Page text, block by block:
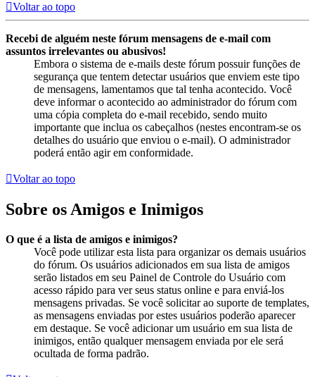
Voltar ao topo
Recebi de alguém neste fórum mensagens de e-mail com
assuntos irrelevantes ou abusivos!
Embora o sistema de e-mails deste fórum possuir funções de
segurança que tentem detectar usuários que enviem este tipo
de mensagens, lamentamos que tal tenha acontecido. Você
deve informar o acontecido ao administrador do fórum com
uma cópia completa do e-mail recebido, sendo muito
importante que inclua os cabeçalhos (nestes encontram-se os
detalhes do usuário que enviou o e-mail). O administrador
poderá então agir em conformidade.
Voltar ao topo
Sobre os Amigos e Inimigos
O que é a lista de amigos e inimigos?
Você pode utilizar esta lista para organizar os demais usuários
do fórum. Os usuários adicionados em sua lista de amigos
serão listados em seu Painel de Controle do Usuário com
acesso rápido para ver seus status online e para enviá-los
mensagens privadas. Se você solicitar ao suporte de templates,
as mensagens enviadas por estes usuários poderão aparecer
em destaque. Se você adicionar um usuário em sua lista de
inimigos, então qualquer mensagem enviada por ele será
ocultada de forma padrão.